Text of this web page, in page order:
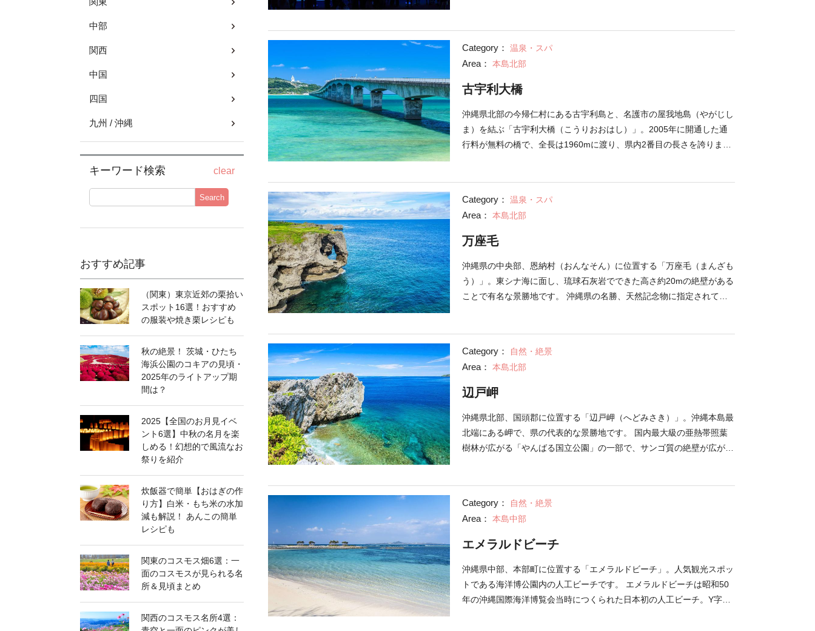
中部
関西
中国
四国
九州 / 沖縄
キーワード検索 clear
Search
おすすめ記事
（関東）東京近郊の栗拾い
スポット16選！おすすめ
の服装や焼き栗レシピも
秋の絶景！ 茨城・ひたち
海浜公園のコキアの見頃・
2025年のライトアップ期
間は？
2025【全国のお月見イベ
ント6選】中秋の名月を楽
しめる！幻想的で風流なお
祭りを紹介
炊飯器で簡単【おはぎの作
り方】白米・もち米の水加
減も解説！ あんこの簡単
レシピも
関東のコスモス畑6選：一
面のコスモスが見られる名
所＆見頃まとめ
関西のコスモス名所4選：
エザメや、ナンヨウマンタが優雅に泳ぐ大水槽。巨大な一枚のアクリル
パネルの向こうに美ら海が広がっているような、感動的な光景を見るこ
とができます。 水族館周辺には、リラックスできる並木道「備瀬のフ
「古宇利大橋」があります。外せない観光スポットが目白押しのエリア
です。
Category： 温泉・スパ
Area： 本島北部
古宇利大橋
沖縄県北部の今帰仁村にある古宇利島と、名護市の屋我地島（やがじし
ま）を結ぶ「古宇利大橋（こうりおおはし）」。2005年に開通した通
行料が無料の橋で、全長は1960mに渡り、県内2番目の長さを誇りま
内屈指の絶景。橋の両端には天然の白く美しい砂浜が特徴の古宇利ビー
チがあり、泳ぐのはもちろん、美しい海と大橋を眺めるだけでも十分に
楽しめます。 島内で人気の観光地は、島北部のティーヌ浜にそびえ立
トロックはカップルにおすすめです。
Category： 温泉・スパ
Area： 本島北部
万座毛
沖縄県の中央部、恩納村（おんなそん）に位置する「万座毛（まんざも
う）」。東シナ海に面し、琉球石灰岩でできた高さ約20mの絶壁がある
ことで有名な景勝地です。 沖縄県の名勝、天然記念物に指定されてい
きる遊歩道は、散策するだけで心が洗われることでしょう。強い海風が
吹くこともあるため、上着を用意していくと安心です。 万座毛から車
で5分ほど移動した場所には、沖縄で人気のお土産店「お菓子御殿」が
学ができます。
Category： 自然・絶景
Area： 本島北部
辺戸岬
沖縄県北部、国頭郡に位置する「辺戸岬（へどみさき）」。沖縄本島最
北端にある岬で、県の代表的な景勝地です。 国内最大級の亜熱帯照葉
樹林が広がる「やんばる国立公園」の一部で、サンゴ質の絶壁が広がっ
ビーカー、車いすでも安心して散策できます。岬入口の「ヤンバルクイ
ナ展望台」には、県の固有種・ヤンバルクイナを模した高さが11.5mの
迫力ある巨像があります。展望台では岬周辺を見渡す美しい眺めが堪能
も。元旦には初日の出スポットとして、地元の人たちで賑わいます。
岬周辺の「辺戸岬ドーム」は、約2万年前に形成された、世界的にも珍
しい水中鍾乳洞。上級者ダイバーに人気のダイビングスポットです。
Category： 自然・絶景
Area： 本島中部
エメラルドビーチ
沖縄県中部、本部町に位置する「エメラルドビーチ」。人気観光スポッ
トである海洋博公園内の人工ビーチです。 エメラルドビーチは昭和50
年の沖縄国際海洋博覧会当時につくられた日本初の人工ビーチ。Y字型